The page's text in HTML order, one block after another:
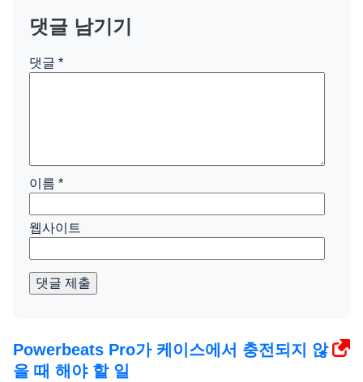
댓글 남기기
댓글 *
이름 *
웹사이트
댓글 제출
Powerbeats Pro가 케이스에서 충전되지 않
을 때 해야 할 일